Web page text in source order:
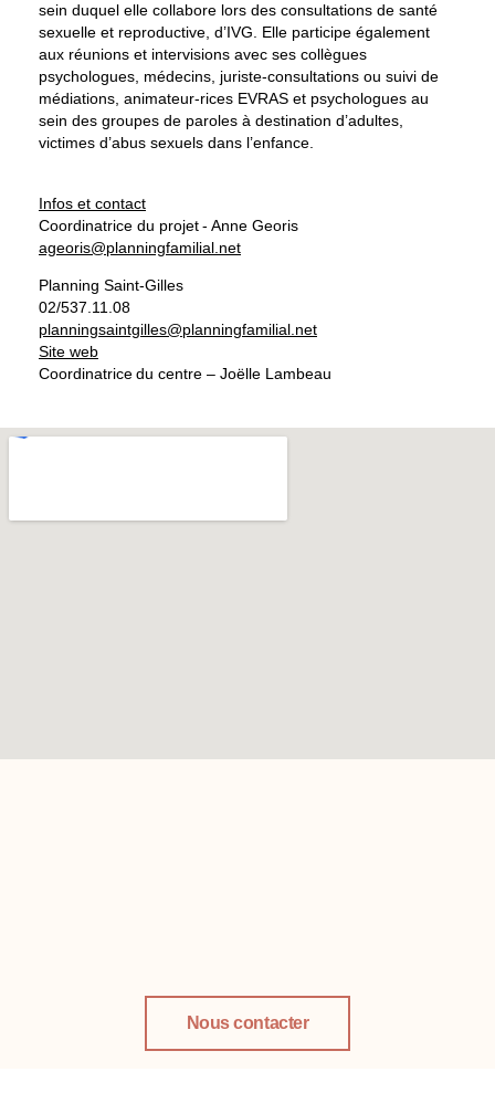
sein duquel elle collabore lors des consultations de santé
sexuelle et reproductive, d’IVG. Elle participe également
aux réunions et intervisions avec ses collègues
psychologues, médecins, juriste-consultations ou suivi de
médiations, animateur-rices EVRAS et psychologues au
sein des groupes de paroles à destination d’adultes,
victimes d’abus sexuels dans l’enfance.
Infos et contact
Coordinatrice du projet - Anne Georis
ageoris@planningfamilial.net
Planning Saint-Gilles
02/537.11.08
planningsaintgilles@planningfamilial.net
Site web
Coordinatrice du centre – Joëlle Lambeau
Nous contacter